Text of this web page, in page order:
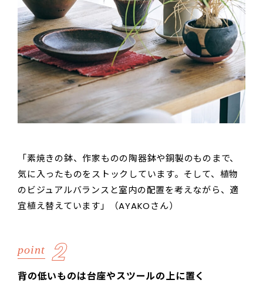
「素焼きの鉢、作家ものの陶器鉢や銅製のものまで、
気に入ったものをストックしています。そして、植物
のビジュアルバランスと室内の配置を考えながら、適
宜植え替えています」（AYAKOさん）
point 2
背の低いものは台座やスツールの上に置く